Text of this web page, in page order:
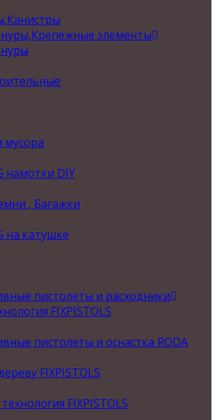
элементы
мусора
намотки DIY
, Багажки
на катушке
пистолеты и расходники
FIXPISTOLS
пистолеты и оснастка RODA
FIXPISTOLS
FIXPISTOLS